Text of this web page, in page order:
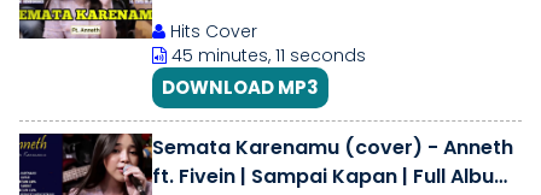
Hits Cover
45 minutes, 11 seconds
DOWNLOAD MP3
Semata Karenamu (cover) - Anneth
ft. Fivein | Sampai Kapan | Full Album